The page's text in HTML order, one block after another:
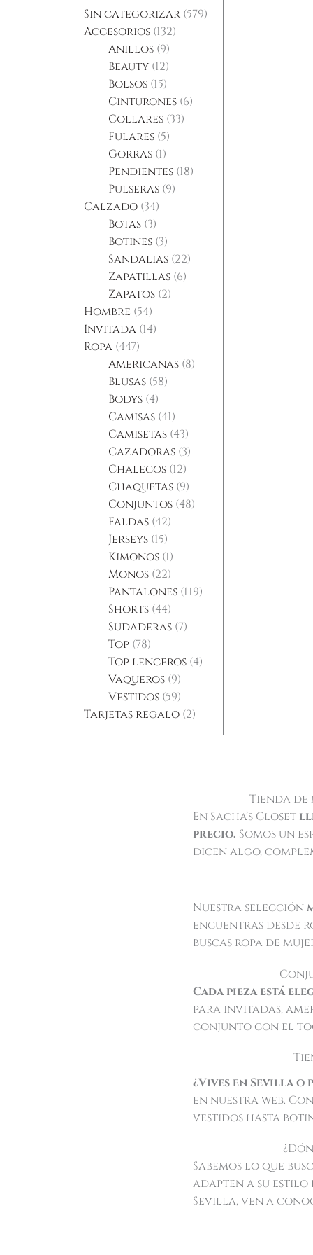
Sin categorizar 579
Accesorios 132
Anillos 9
Beauty 12
Bolsos 15
Cinturones 6
Collares 33
Fulares 5
Gorras 1
Pendientes 18
Pulseras 9
Calzado 34
Botas 3
Botines 3
Sandalias 22
Zapatillas 6
Zapatos 2
Hombre 54
Invitada 14
Ropa 447
Americanas 8
Blusas 58
Bodys 4
Camisas 41
Camisetas 43
Cazadoras 3
Chalecos 12
Chaquetas 9
Conjuntos 48
Faldas 42
Jerseys 15
Kimonos 1
Monos 22
Pantalones 119
Shorts 44
Sudaderas 7
Top 78
Top lenceros 4
Vaqueros 9
Vestidos 59
Tarjetas regalo 2
Tienda de
En Sacha’s Closet
precio. Somos un
dicen algo,
Nuestra selección
encuentras desde
buscas ropa de
Cada pieza está
para invitadas,
conjunto con el
¿Vives en Sevilla o
en nuestra web.
vestidos hasta
Sabemos lo que
adapten a su estilo
Sevilla, ven a